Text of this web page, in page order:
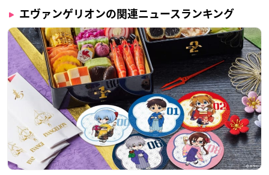
3Dモデリングディレクター：小林学
3Dテクニカルディレクター：鈴木貴志
3Dルックデヴディレクター：岩里昌則
2DCGディレクター：座間香代子
動画検査：村田康人
色彩設計：菊地和子（Wish）
美術監督：串田達也（でほぎゃらりー）
撮影監督：福士享（T2studio）
特技監督：山田豊徳
編集：辻田恵美
音楽：鷺巣詩郎
音響効果：野口透
エヴァンゲリオンの関連ニュースランキング